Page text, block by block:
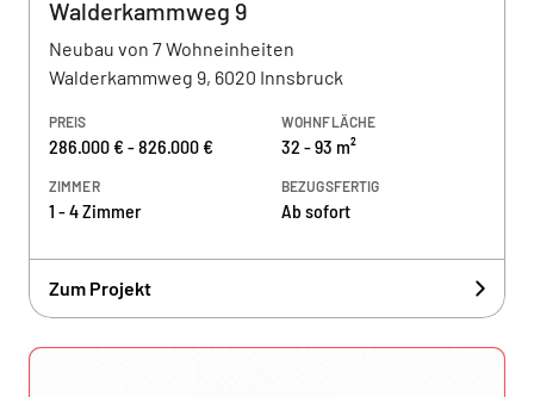
Walderkammweg 9
Neubau von 7 Wohneinheiten
Walderkammweg 9, 6020 Innsbruck
PREIS
286.000 € - 826.000 €
WOHNFLÄCHE
32 - 93 m²
ZIMMER
1 - 4 Zimmer
BEZUGSFERTIG
Ab sofort
Zum Projekt